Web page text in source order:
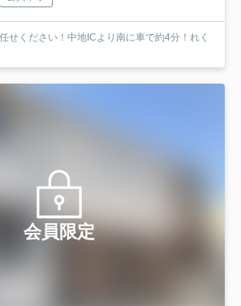
せください！中地ICより南に車で約4分！れく
会員限定